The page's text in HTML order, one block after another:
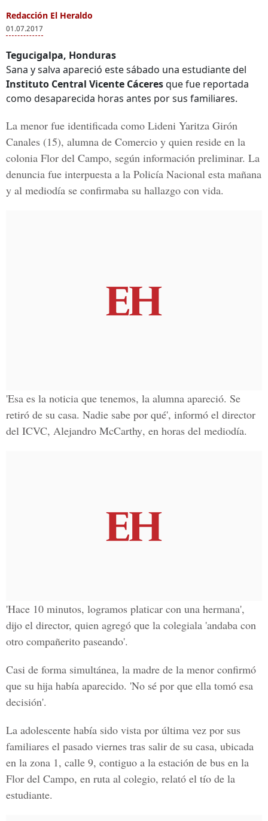
Redacción El Heraldo
01.07.2017
Tegucigalpa, Honduras
Sana y salva apareció este sábado una estudiante del
Instituto Central Vicente Cáceresque fue reportada
como desaparecida horas antes por sus familiares.
La menor fue identificada como Lideni Yaritza Girón
Canales (15), alumna de Comercio y quien reside en la
colonia Flor del Campo, según información preliminar. La
denuncia fue interpuesta a la Policía Nacional esta mañana
y al mediodía se confirmaba su hallazgo con vida.
'Esa es la noticia que tenemos, la alumna apareció. Se
retiró de su casa. Nadie sabe por qué', informó el director
del ICVC, Alejandro McCarthy, en horas del mediodía.
'Hace 10 minutos, logramos platicar con una hermana',
dijo el director, quien agregó que la colegiala 'andaba con
otro compañerito paseando'.
Casi de forma simultánea, la madre de la menor confirmó
que su hija había aparecido. 'No sé por que ella tomó esa
decisión'.
La adolescente había sido vista por última vez por sus
familiares el pasado viernes tras salir de su casa, ubicada
en la zona 1, calle 9, contiguo a la estación de bus en la
Flor del Campo, en ruta al colegio, relató el tío de la
estudiante.